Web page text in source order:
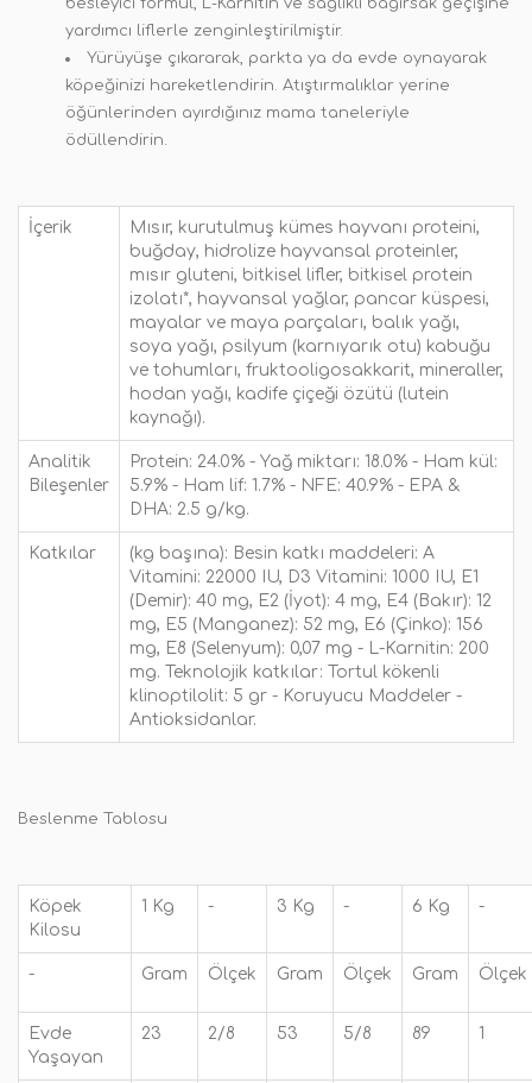
besleyici formül, L-Karnitin ve sağlıklı bağırsak geçişine
yardımcı liflerle zenginleştirilmiştir.
Yürüyüşe çıkararak, parkta ya da evde oynayarak
köpeğinizi hareketlendirin. Atıştırmalıklar yerine
öğünlerinden ayırdığınız mama taneleriyle
ödüllendirin.
İçerik
Mısır, kurutulmuş kümes hayvanı proteini,
buğday, hidrolize hayvansal proteinler,
mısır gluteni, bitkisel lifler, bitkisel protein
izolatı*, hayvansal yağlar, pancar küspesi,
mayalar ve maya parçaları, balık yağı,
soya yağı, psilyum (karnıyarık otu) kabuğu
ve tohumları, fruktooligosakkarit, mineraller,
hodan yağı, kadife çiçeği özütü (lutein
kaynağı).
Analitik
Bileşenler
Protein: 24.0% - Yağ miktarı: 18.0% - Ham kül:
5.9% - Ham lif: 1.7% - NFE: 40.9% - EPA &
DHA: 2.5 g/kg.
Katkılar
(kg başına): Besin katkı maddeleri: A
Vitamini: 22000 IU, D3 Vitamini: 1000 IU, E1
(Demir): 40 mg, E2 (İyot): 4 mg, E4 (Bakır): 12
mg, E5 (Manganez): 52 mg, E6 (Çinko): 156
mg, E8 (Selenyum): 0,07 mg - L-Karnitin: 200
mg. Teknolojik katkılar: Tortul kökenli
klinoptilolit: 5 gr - Koruyucu Maddeler -
Antioksidanlar.
Beslenme Tablosu
Köpek
Kilosu
1 Kg - 3 Kg - 6 Kg -
- Gram Ölçek Gram Ölçek Gram Ölçek
Evde
Yaşayan
23 2/8 53 5/8 89 1